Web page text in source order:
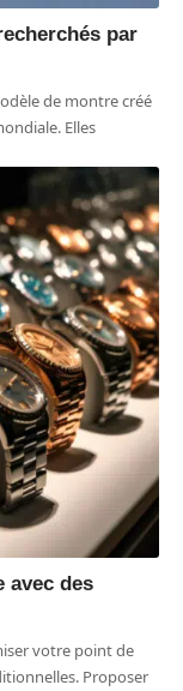
par
de montre créé
Elles
avec des
votre point de
Proposer